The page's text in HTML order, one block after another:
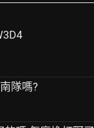
隊嗎?